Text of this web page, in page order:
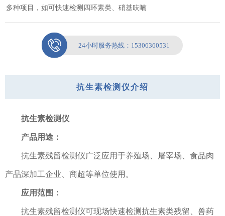
多种项目，如可快速检测四环素类、硝基呋喃
24小时服务热线： 15306360531
抗生素检测仪介绍
抗生素检测仪
产品用途：
抗生素残留检测仪广泛应用于养殖场、屠宰场、食品肉
产品深加工企业、商超等单位使用。
应用范围：
抗生素残留检测仪可现场快速检测抗生素类残留、兽药